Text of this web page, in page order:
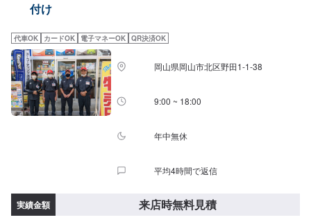
付け
代車OK カードOK 電子マネーOK QR決済OK
岡山県岡山市北区野田1-1-38
9:00 ~ 18:00
年中無休
平均4時間で返信
実績金額 来店時無料見積